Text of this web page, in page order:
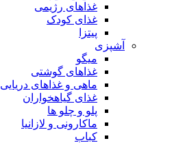
غذاهای رژیمی
غذای کودک
پیتزا
آشپزی
میگو
غذاهای گوشتی
ماهی و غذاهای دریایی
غذای گیاهخواران
پلو و چلو ها
ماکارونی و لازانیا
کباب